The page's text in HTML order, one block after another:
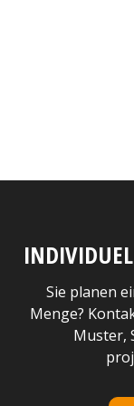
Sie planen
Menge?
Muster,